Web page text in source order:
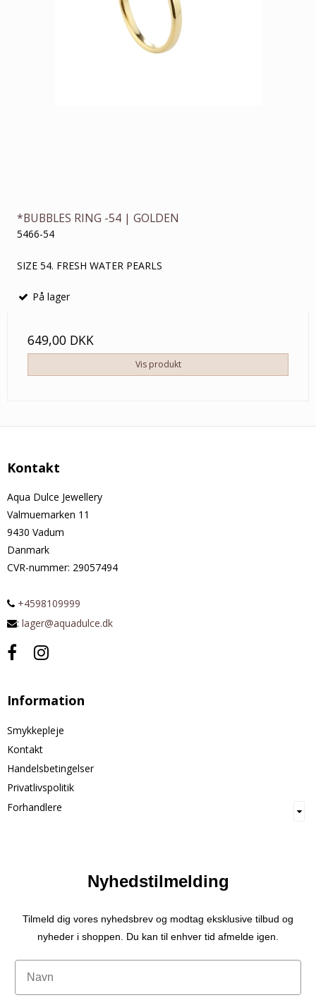
*BUBBLES RING -54 | GOLDEN
5466-54
SIZE 54. FRESH WATER PEARLS
På lager
649,00 DKK
Vis produkt
Kontakt
Aqua Dulce Jewellery
Valmuemarken 11
9430 Vadum
Danmark
CVR-nummer: 29057494
+4598109999
: lager@aquadulce.dk
Information
Smykkepleje
Kontakt
Handelsbetingelser
Privatlivspolitik
Forhandlere
Nyhedstilmelding
Tilmeld dig vores nyhedsbrev og modtag eksklusive tilbud og
nyheder i shoppen. Du kan til enhver tid afmelde igen.
Navn